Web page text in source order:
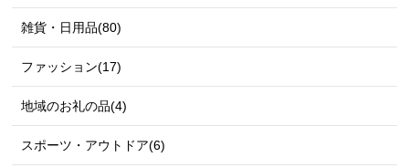
雑貨・日用品(80)
ファッション(17)
地域のお礼の品(4)
スポーツ・アウトドア(6)